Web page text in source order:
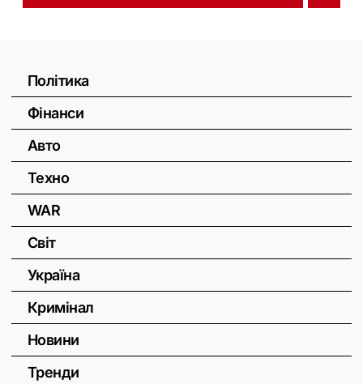
Політика
Фінанси
Авто
Техно
WAR
Світ
Україна
Кримінал
Новини
Тренди